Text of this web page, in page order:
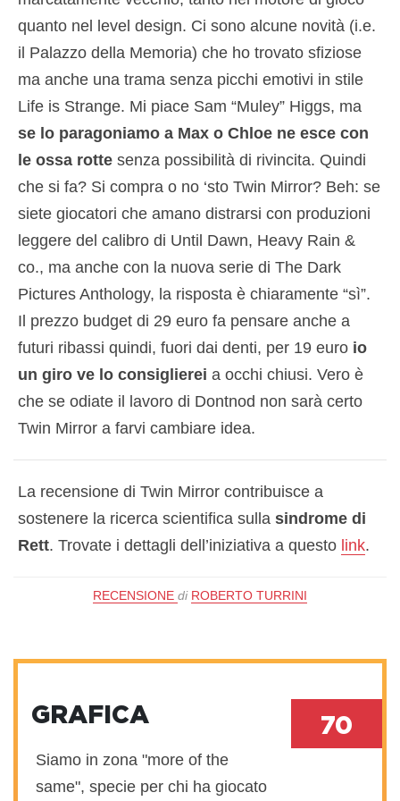
quanto nel level design. Ci sono alcune novità (i.e.
il Palazzo della Memoria) che ho trovato sfiziose
ma anche una trama senza picchi emotivi in stile
Life is Strange. Mi piace Sam “Muley” Higgs, ma
se lo paragoniamo a Max o Chloe ne esce con
le ossa rotte senza possibilità di rivincita. Quindi
che si fa? Si compra o no ‘sto Twin Mirror? Beh: se
siete giocatori che amano distrarsi con produzioni
leggere del calibro di Until Dawn, Heavy Rain &
co., ma anche con la nuova serie di The Dark
Pictures Anthology, la risposta è chiaramente “sì”.
Il prezzo budget di 29 euro fa pensare anche a
futuri ribassi quindi, fuori dai denti, per 19 euro io
un giro ve lo consiglierei a occhi chiusi. Vero è
che se odiate il lavoro di Dontnod non sarà certo
Twin Mirror a farvi cambiare idea.
La recensione di Twin Mirror contribuisce a
sostenere la ricerca scientifica sulla sindrome di
Rett. Trovate i dettagli dell’iniziativa a questo link.
RECENSIONE di ROBERTO TURRINI
GRAFICA
Siamo in zona "more of the
same", specie per chi ha giocato
70